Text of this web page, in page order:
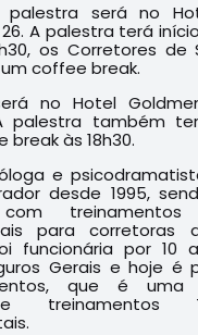
palestra será no
A palestra terá
os Corretores de
coffee break.
no Hotel
palestra também
às 18h30.
e
desde 1995,
para corretoras
funcionária por 10
Gerais e hoje é
que é
e treinamentos